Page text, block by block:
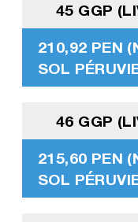
45 GGP
210,92 PEN
SOL
46 GGP
215,60 PEN
SOL